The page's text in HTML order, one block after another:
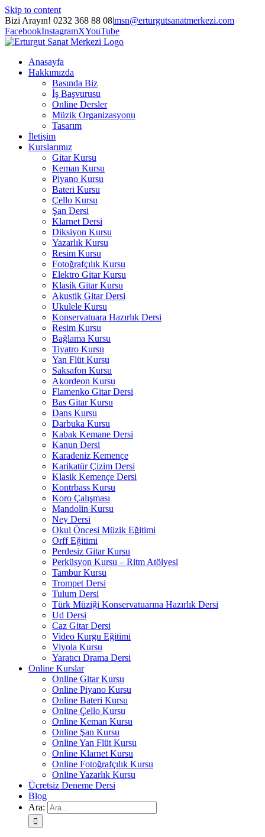
Skip to content
Bizi Arayın! 0232 368 88 08|msn@erturgutsanatmerkezi.com
FacebookInstagramXYouTube
Anasayfa
Hakkımızda
Basında Biz
İş Başvurusu
Online Dersler
Müzik Organizasyonu
Tasarım
İletişim
Kurslarımız
Gitar Kursu
Keman Kursu
Piyano Kursu
Bateri Kursu
Çello Kursu
Şan Dersi
Klarnet Dersi
Diksiyon Kursu
Yazarlık Kursu
Resim Kursu
Fotoğrafçılık Kursu
Elektro Gitar Kursu
Klasik Gitar Kursu
Akustik Gitar Dersi
Ukulele Kursu
Konservatuara Hazırlık Dersi
Resim Kursu
Bağlama Kursu
Tiyatro Kursu
Yan Flüt Kursu
Saksafon Kursu
Akordeon Kursu
Flamenko Gitar Dersi
Bas Gitar Kursu
Dans Kursu
Darbuka Kursu
Kabak Kemane Dersi
Kanun Dersi
Karadeniz Kemençe
Karikatür Çizim Dersi
Klasik Kemençe Dersi
Kontrbass Kursu
Koro Çalışması
Mandolin Kursu
Ney Dersi
Okul Öncesi Müzik Eğitimi
Orff Eğitimi
Perdesiz Gitar Kursu
Perküsyon Kursu – Ritm Atölyesi
Tambur Kursu
Trompet Dersi
Tulum Dersi
Türk Müziği Konservatuarına Hazırlık Dersi
Ud Dersi
Caz Gitar Dersi
Video Kurgu Eğitimi
Viyola Kursu
Yaratıcı Drama Dersi
Online Kurslar
Online Gitar Kursu
Online Piyano Kursu
Online Bateri Kursu
Online Çello Kursu
Online Keman Kursu
Online Şan Kursu
Online Yan Flüt Kursu
Online Klarnet Kursu
Online Fotoğrafçılık Kursu
Online Yazarlık Kursu
Ücretsiz Deneme Dersi
Blog
Ara: